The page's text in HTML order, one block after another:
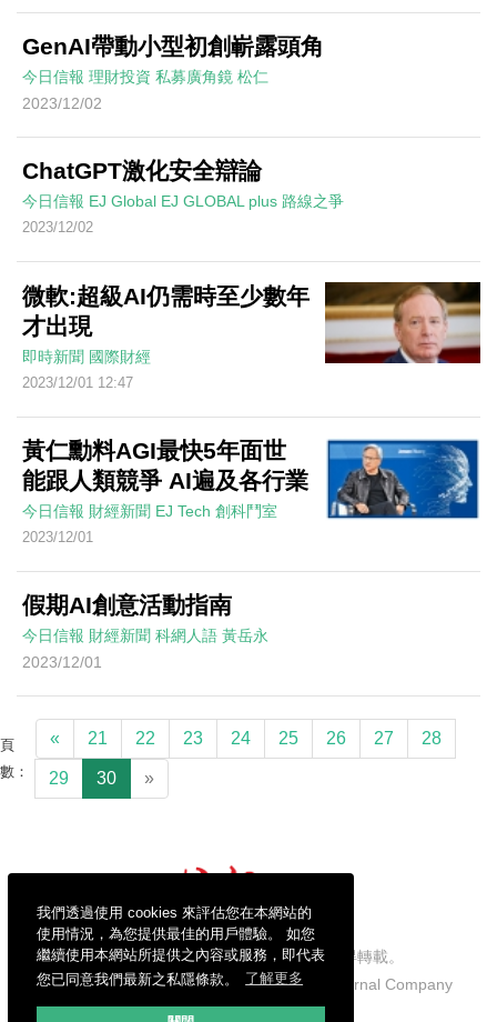
我們透過使用 cookies 來評估您在本網站的
使用情況，為您提供最佳的用戶體驗。 如您
繼續使用本網站所提供之內容或服務，即代表
您已同意我們最新之私隱條款。
了解更多
GenAI帶動小型初創嶄露頭角
今日信報 理財投資 私募廣角鏡 松仁
2023/12/02
ChatGPT激化安全辯論
今日信報 EJ Global EJ GLOBAL plus 路線之爭
2023/12/02
微軟:超級AI仍需時至少數年
才出現
即時新聞 國際財經
2023/12/01 12:47
黃仁勳料AGI最快5年面世
能跟人類競爭 AI遍及各行業
今日信報 財經新聞 EJ Tech 創科鬥室
2023/12/01
假期AI創意活動指南
今日信報 財經新聞 科網人語 黃岳永
2023/12/01
頁
數：
« 21 22 23 24 25 26 27 28
29 30 »
信報財經新聞有限公司版權所有，不得轉載。
Copyright © 2026 Hong Kong Economic Journal Company
Limited. All rights reserved.